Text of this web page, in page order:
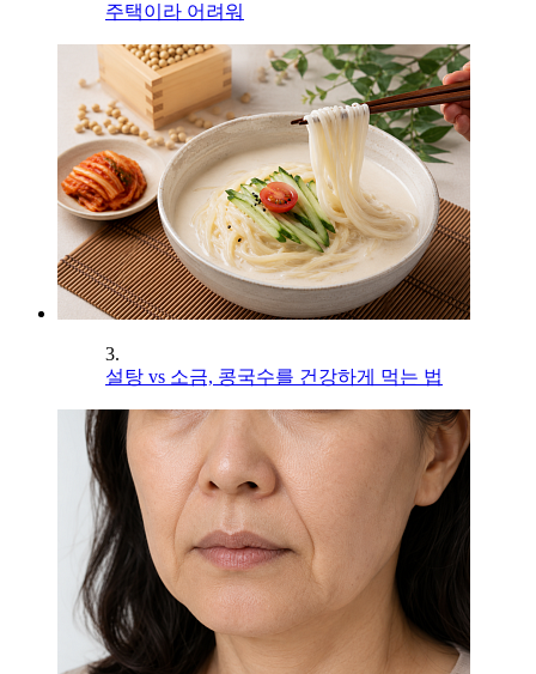
주택이라 어려워
3.
설탕 vs 소금, 콩국수를 건강하게 먹는 법